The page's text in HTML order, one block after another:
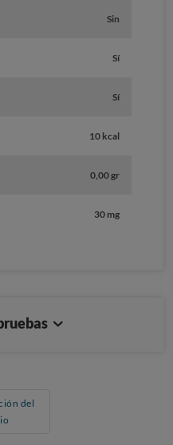
Sin
Sí
Sí
10 kcal
0,00 gr
30 mg
del